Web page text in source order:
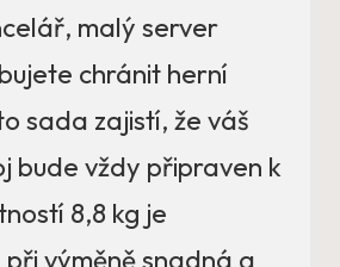
malý server
chránit herní
sada zajistí, že váš
bude vždy připraven k
8,8 kg je
výměně snadná a